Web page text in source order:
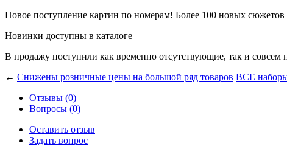
Новое поступление картин по номерам! Более 100 новых сюжетов
Новинки доступны в каталоге
В продажу поступили как временно отсутствующие, так и совсем
← Снижены розничные цены на большой ряд товаров ВСЕ
Отзывы (0)
Вопросы (0)
Оставить отзыв
Задать вопрос